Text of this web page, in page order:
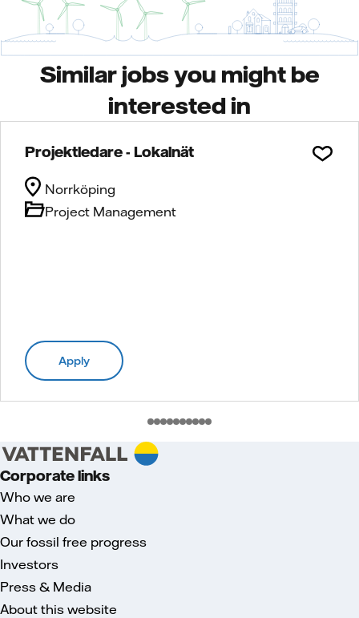
Similar jobs you might be
interested in
Projektledare - Lokalnät
Project Management
Norrköping
Apply
Corporate links
Who we are
What we do
Our fossil free progress
Investors
Press & Media
About this website